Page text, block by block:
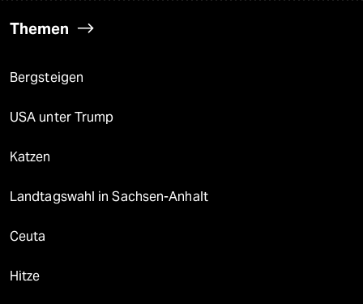
Themen
Bergsteigen
USA unter Trump
Katzen
Landtagswahl in Sachsen-Anhalt
Ceuta
Hitze